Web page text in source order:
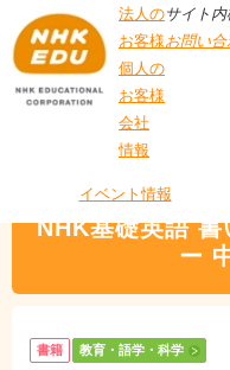
法人の
お客様
個人の
お客様
会社
情報
サイト
お問い合
イベント情報
NHK基礎英語
ー
書籍 教育・語学・科学